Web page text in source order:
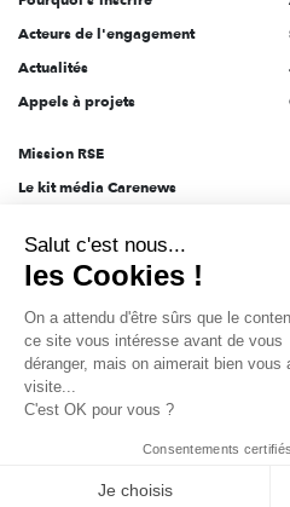
Acteurs de l'engagement
Actualités
Appels à projets
Mission RSE
Le kit média Carenews
AEF info
Novethic
PRODURABLE
Inclusiv Day
Données personnelles Mentions légales
Salut c'est nous...
les Cookies !
On a attendu d'être sûrs que le
ce site vous intéresse avant de vous
déranger, mais on aimerait bien vous
visite...
C'est OK pour vous ?
Consentements
Je choisis